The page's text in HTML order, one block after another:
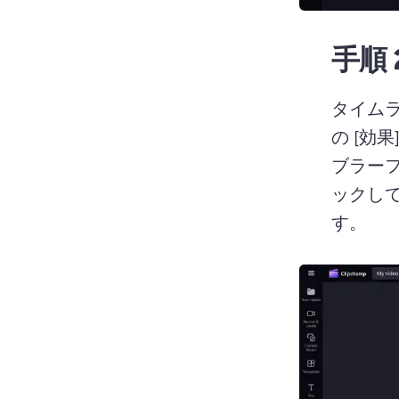
手順
タイム
の [効
ブラー
ックし
す。